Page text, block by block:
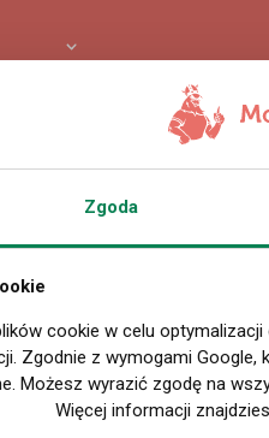
Zgoda
cookie w celu
Zgodnie z wymogami
Możesz wyrazić zgodę na
Więcej informacji